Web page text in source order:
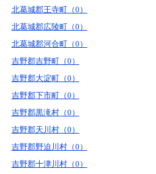
北葛城郡王寺町（0）
北葛城郡広陵町（0）
北葛城郡河合町（0）
吉野郡吉野町（0）
吉野郡大淀町（0）
吉野郡下市町（0）
吉野郡黒滝村（0）
吉野郡天川村（0）
吉野郡野迫川村（0）
吉野郡十津川村（0）